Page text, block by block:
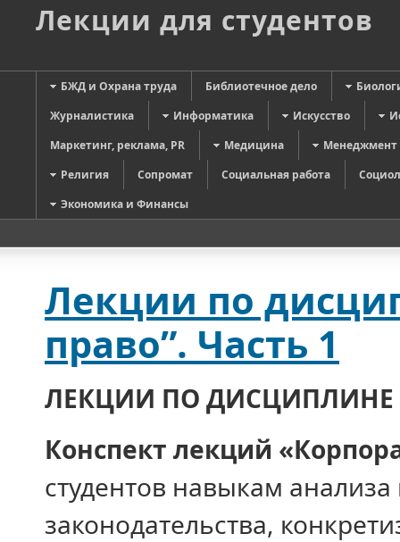
Лекции для студентов
БЖД и Охрана труда Библиотечное дело
Журналистика
Информатика Искусство
Маркетинг, реклама, PR
Медицина
Менеджмент
Религия
Сопромат Социальная работа
Экономика и Финансы
Лекции по
право”. Часть 1
ЛЕКЦИИ ПО ДИСЦИПЛИНЕ
Конспект лекций
студентов навыкам
законодательства,